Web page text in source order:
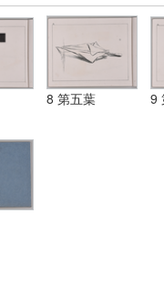
8 第五葉 9